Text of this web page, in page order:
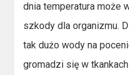
dnia temperatura może
szkody dla organizmu.
tak dużo wody na
gromadzi się w